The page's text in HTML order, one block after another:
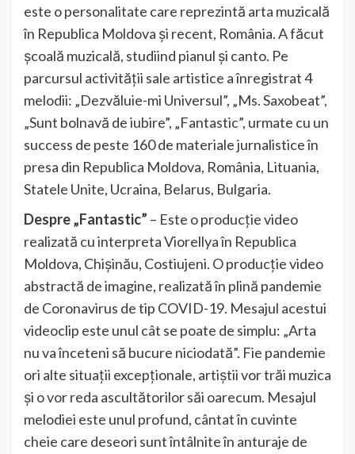
este o personalitate care reprezintă arta muzicală
în Republica Moldova și recent, România. A făcut
școală muzicală, studiind pianul și canto. Pe
parcursul activității sale artistice a înregistrat 4
melodii: „Dezvăluie-mi Universul”, „Ms. Saxobeat”,
„Sunt bolnavă de iubire”, „Fantastic”, urmate cu un
success de peste 160 de materiale jurnalistice în
presa din Republica Moldova, România, Lituania,
Statele Unite, Ucraina, Belarus, Bulgaria.
Despre „Fantastic” – Este o producție video
realizată cu interpreta Viorellya în Republica
Moldova, Chișinău, Costiujeni. O producție video
abstractă de imagine, realizată în plină pandemie
de Coronavirus de tip COVID-19. Mesajul acestui
videoclip este unul cât se poate de simplu: „Arta
nu va înceteni să bucure niciodată”. Fie pandemie
ori alte situații excepționale, artiștii vor trăi muzica
și o vor reda ascultătorilor săi oarecum. Mesajul
melodiei este unul profund, cântat în cuvinte
cheie care deseori sunt întâlnite în anturaje de